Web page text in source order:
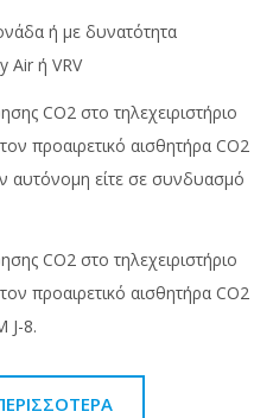
ή με δυνατότητα
Air ή VRV
CO2 στο τηλεχειριστήριο
προαιρετικό αισθητήρα CO2
αυτόνομη είτε σε συνδυασμό
CO2 στο τηλεχειριστήριο
προαιρετικό αισθητήρα CO2
J-8.